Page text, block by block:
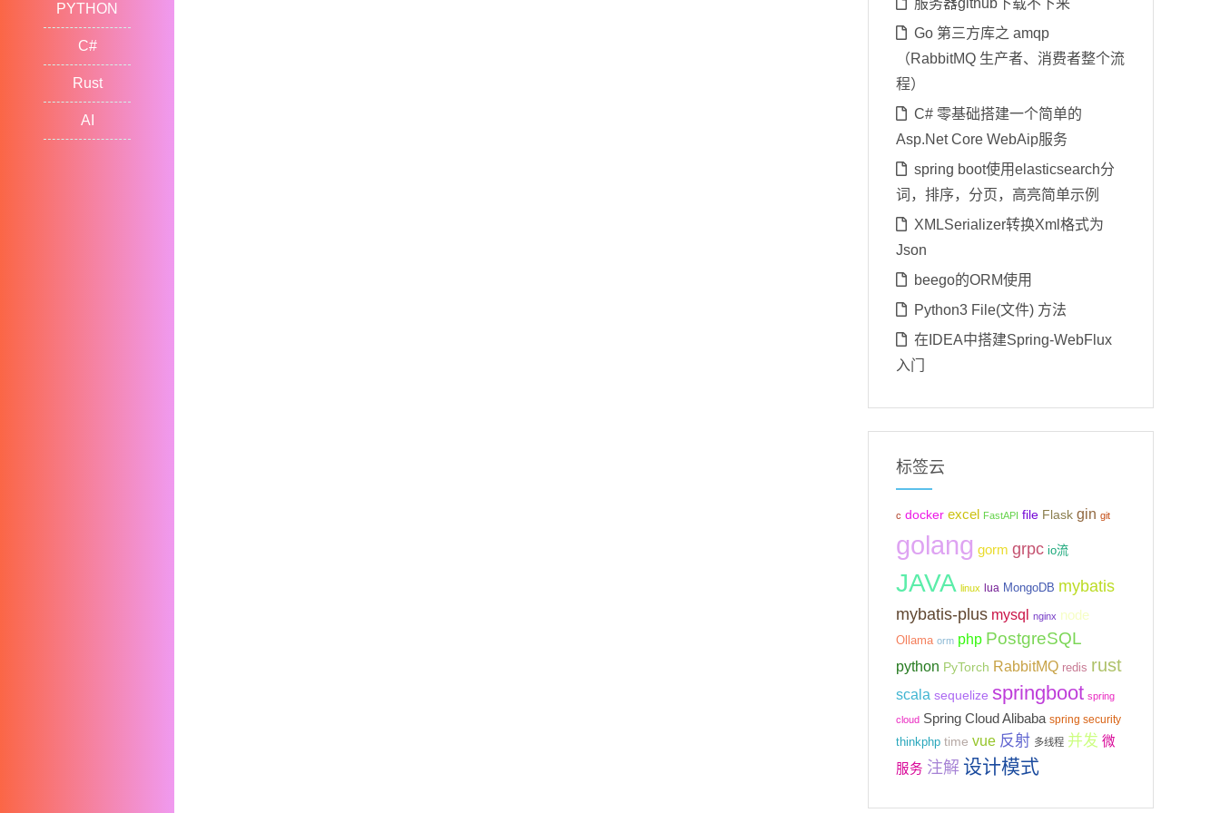
PYTHON
C#
Rust
AI
服务器github下载不下来
Go 第三方库之 amqp
（RabbitMQ 生产者、消费者整个流
程）
C# 零基础搭建一个简单的
Asp.Net Core WebAip服务
spring boot使用elasticsearch分
词，排序，分页，高亮简单示例
XMLSerializer转换Xml格式为
Json
beego的ORM使用
Python3 File(文件) 方法
在IDEA中搭建Spring-WebFlux
入门
标签云
c docker excel FastAPI file Flask gin git
golang gorm grpc io流
JAVA linux lua MongoDB mybatis
mybatis-plus mysql nginx node
Ollama orm php PostgreSQL
python PyTorch RabbitMQ redis rust
scala sequelize springboot spring
cloud Spring Cloud Alibaba spring security
thinkphp time vue 反射 多线程 并发 微
服务 注解 设计模式